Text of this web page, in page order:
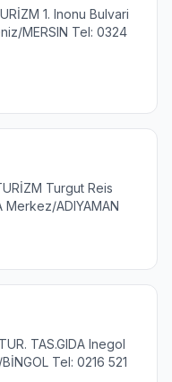
1. Inonu Bulvari
MERSIN Tel: 0324
Turgut Reis
Merkez/ADIYAMAN
TAS.GIDA Inegol
Tel: 0216 521